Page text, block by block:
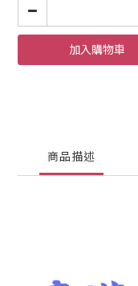
加入購物車
商品描述